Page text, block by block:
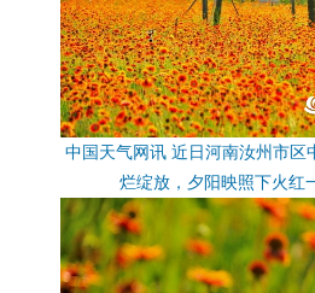
中国天气网讯 近日河南汝州市区
烂绽放，夕阳映照下火红